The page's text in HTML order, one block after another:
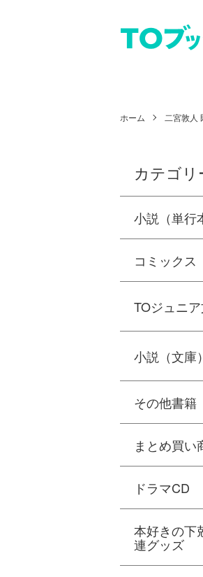
ホーム 二宮敦人
カテゴリ
小説（単行
コミックス
TOジュニ
小説（文庫）
その他書籍
まとめ買い
ドラマCD
本好きの下
連グッズ